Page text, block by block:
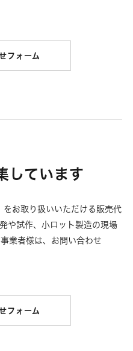
フォーム
しています
お取り扱いいただける販売代
や試作、小ロット製造の現場
業者様は、お問い合わせ
フォーム